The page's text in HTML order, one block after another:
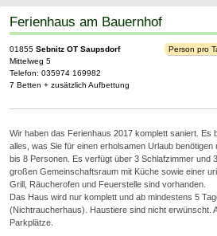
Ferienhaus am Bauernhof
01855 Sebnitz OT Saupsdorf
Mittelweg 5
Telefon: 035974 169982
7 Betten + zusätzlich Aufbettung
Person pro
Wir haben das Ferienhaus 2017 komplett saniert. Es
alles, was Sie für einen erholsamen Urlaub
bis 8 Personen. Es verfügt über 3 Schlafzimmer und
großen Gemeinschaftsraum mit Küche sowie einer
Grill, Räucherofen und Feuerstelle sind vorhanden.
Das Haus wird nur komplett und ab mindestens 5
(Nichtraucherhaus). Haustiere sind nicht erwünscht.
Parkplätze.